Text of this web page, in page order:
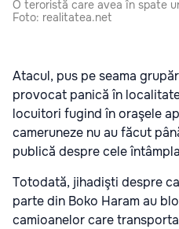
O teroristă care avea în spate
Foto: realitatea.net
Atacul, pus pe seama
provocat panică în
locuitori fugind în oraşele
cameruneze nu au făcut
publică despre cele
Totodată, jihadişti despre
parte din Boko Haram au
camioanelor care